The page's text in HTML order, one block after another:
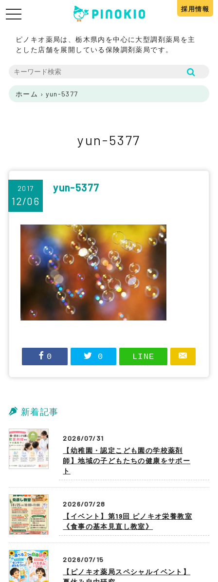
toggle
採用情報
ピノキオ薬局は、栃木県内を中心に大型調剤薬局を主
とした店舗を展開している保険調剤薬局です。
ホーム › yun-5377
yun-5377
2017
12/06
yun-5377
0 0 LINE
新着記事
2026/07/31
【幼稚園・認定こども園の学校薬剤
師】地域の子どもたちの健康をサポー
ト
2026/07/28
【イベント】第19回 ピノキオ栄養教室
《食事の基本見直し教室》
2026/07/15
【ピノキオ薬局スペシャルイベント】